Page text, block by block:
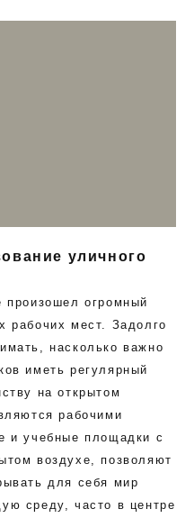
уличного
произошел огромный
рабочих мест. Задолго
насколько важно
иметь регулярный
на открытом
рабочими
и учебные площадки с
воздухе, позволяют
для себя мир
среду, часто в центре